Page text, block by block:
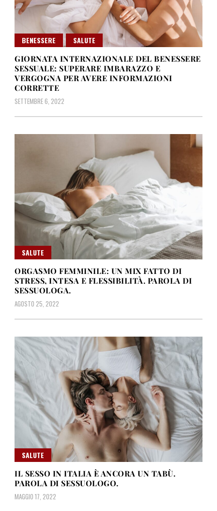
BENESSERE
SALUTE
GIORNATA INTERNAZIONALE DEL BENESSERE
SESSUALE: SUPERARE IMBARAZZO E
VERGOGNA PER AVERE INFORMAZIONI
CORRETTE
SETTEMBRE 6, 2022
SALUTE
ORGASMO FEMMINILE: UN MIX FATTO DI
STRESS, INTESA E FLESSIBILITÀ. PAROLA DI
SESSUOLOGA.
AGOSTO 25, 2022
SALUTE
IL SESSO IN ITALIA È ANCORA UN TABÙ.
PAROLA DI SESSUOLOGO.
MAGGIO 17, 2022